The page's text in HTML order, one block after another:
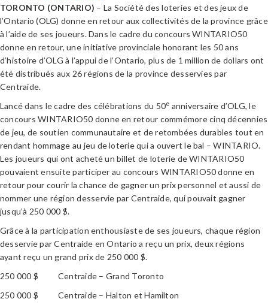
TORONTO (ONTARIO) – La Société des loteries et des jeux de
l’Ontario (OLG) donne en retour aux collectivités de la province grâce
à l’aide de ses joueurs. Dans le cadre du concours WINTARIO50
donne en retour, une initiative provinciale honorant les 50 ans
d’histoire d’OLG à l’appui de l’Ontario, plus de 1 million de dollars ont
été distribués aux 26 régions de la province desservies par
Centraide.
Lancé dans le cadre des célébrations du 50e anniversaire d’OLG, le
concours WINTARIO50 donne en retour commémore cinq décennies
de jeu, de soutien communautaire et de retombées durables tout en
rendant hommage au jeu de loterie qui a ouvert le bal – WINTARIO.
Les joueurs qui ont acheté un billet de loterie de WINTARIO50
pouvaient ensuite participer au concours WINTARIO50 donne en
retour pour courir la chance de gagner un prix personnel et aussi de
nommer une région desservie par Centraide, qui pouvait gagner
jusqu’à 250 000 $.
Grâce à la participation enthousiaste de ses joueurs, chaque région
desservie par Centraide en Ontario a reçu un prix, deux régions
ayant reçu un grand prix de 250 000 $.
250 000 $
Centraide – Grand Toronto
250 000 $
Centraide – Halton et Hamilton